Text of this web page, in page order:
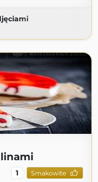
1 Smakowite